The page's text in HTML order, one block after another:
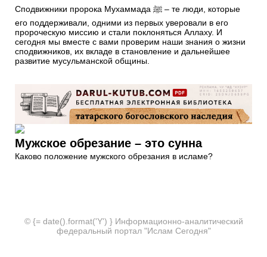
Сподвижники пророка Мухаммада ﷺ – те люди, которые
его поддерживали, одними из первых уверовали в его
пророческую миссию и стали поклоняться Аллаху. И
сегодня мы вместе с вами проверим наши знания о жизни
сподвижников, их вкладе в становление и дальнейшее
развитие мусульманской общины.
Мужское обрезание – это сунна
Каково положение мужского обрезания в исламе?
© {= date().format('Y') } Информационно-аналитический
федеральный портал "Ислам Сегодня"